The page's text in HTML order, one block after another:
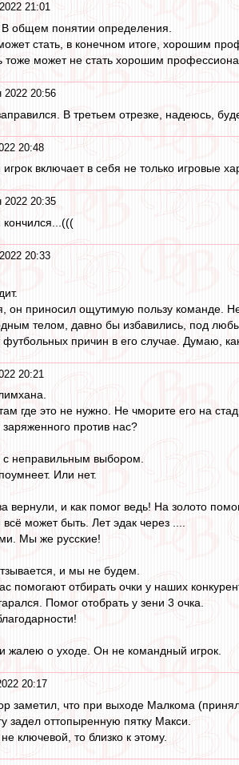
21:01
В общем понятии определения.
стать, в конечном итоге, хорошим
может не стать хорошим
2022 20:56
В третьем отрезке, надеюсь,
20:48
включает в себя не только игровые
2022 20:35
20:33
он приносил ощутимую пользу команде.
телом, давно бы избавились, под
причин в его случае. Думаю,
20:21
где это не нужно. Не чморите его на
против нас?
с неправильным выбором.
Или нет.
и как помог ведь! На золото
всё может быть. Лет эдак через ....
Мы же русские!
и мы не будем.
помогают отбирать очки у наших
Помог отобрать у зени 3 очка.
жалею о уходе. Он не командный игрок.
20:17
заметил, что при выходе Малкома
задел оттопыренную пятку Макси.
ключевой, то близко к этому.